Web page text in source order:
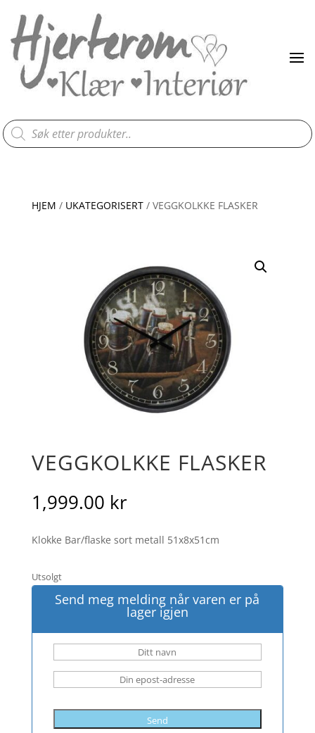
Products
search
HJEM / UKATEGORISERT/ VEGGKOLKKE FLASKER
VEGGKOLKKE FLASKER
1,999.00 kr
Klokke Bar/flaske sort metall 51x8x51cm
Utsolgt
Send meg melding når varen er på
lager igjen
Send